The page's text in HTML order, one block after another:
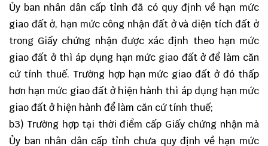
Ủy ban nhân dân cấp tỉnh đã có quy định về hạn mức
giao đất ở, hạn mức công nhận đất ở và diện tích đất ở
trong Giấy chứng nhận được xác định theo hạn mức
giao đất ở thì áp dụng hạn mức giao đất ở để làm căn
cứ tính thuế. Trường hợp hạn mức giao đất ở đó thấp
hơn hạn mức giao đất ở hiện hành thì áp dụng hạn mức
giao đất ở hiện hành để làm căn cứ tính thuế;
b3) Trường hợp tại thời điểm cấp Giấy chứng nhận mà
Ủy ban nhân dân cấp tỉnh chưa quy định về hạn mức